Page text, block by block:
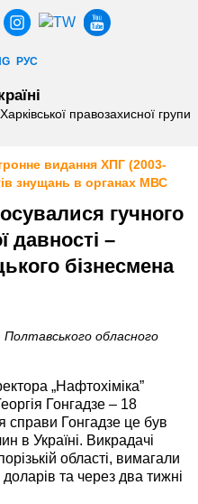
РУС
правозахисної групи
видання ХПГ (2003-
знущань в органах МВС
гучного
давності –
бізнесмена
обласного
„Нафтохіміка”
Гонгадзе – 18
справи Гонгадзе це був
в Україні. Викрадачі
області, вимагали
та через два тижні